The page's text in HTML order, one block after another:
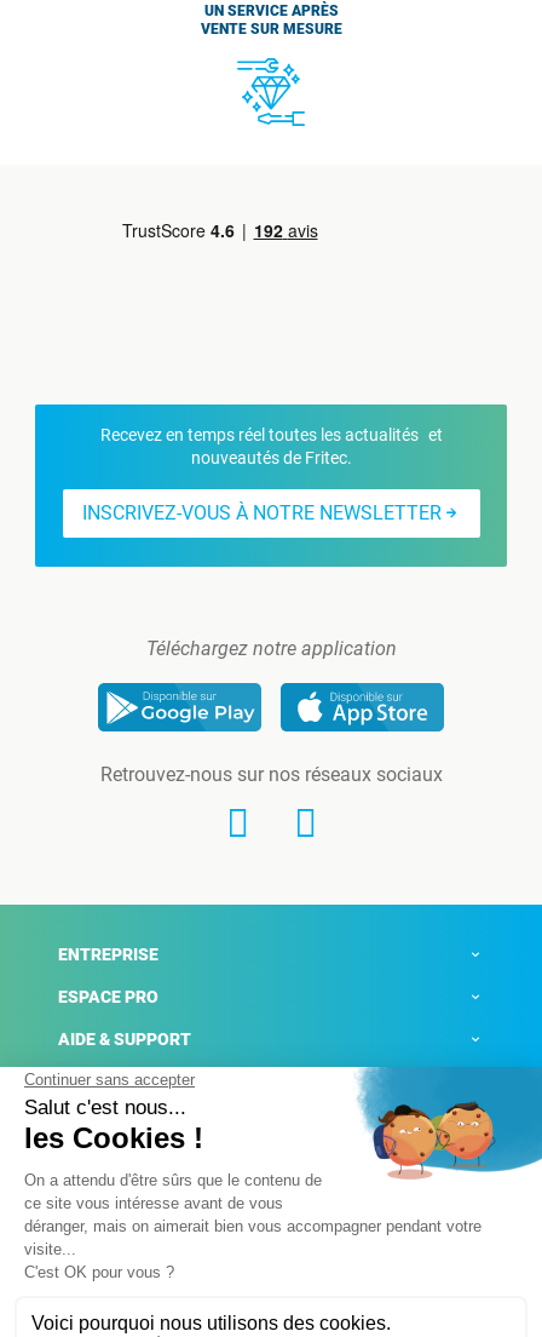
UN SERVICE APRÈS
VENTE SUR MESURE
Recevez en temps réel toutes les actualités et
nouveautés de Fritec.
INSCRIVEZ-VOUS À NOTRE NEWSLETTER
Téléchargez notre application
Retrouvez-nous sur nos réseaux sociaux
ENTREPRISE
ESPACE PRO
AIDE & SUPPORT
ACTUALITÉS
Mentions légales